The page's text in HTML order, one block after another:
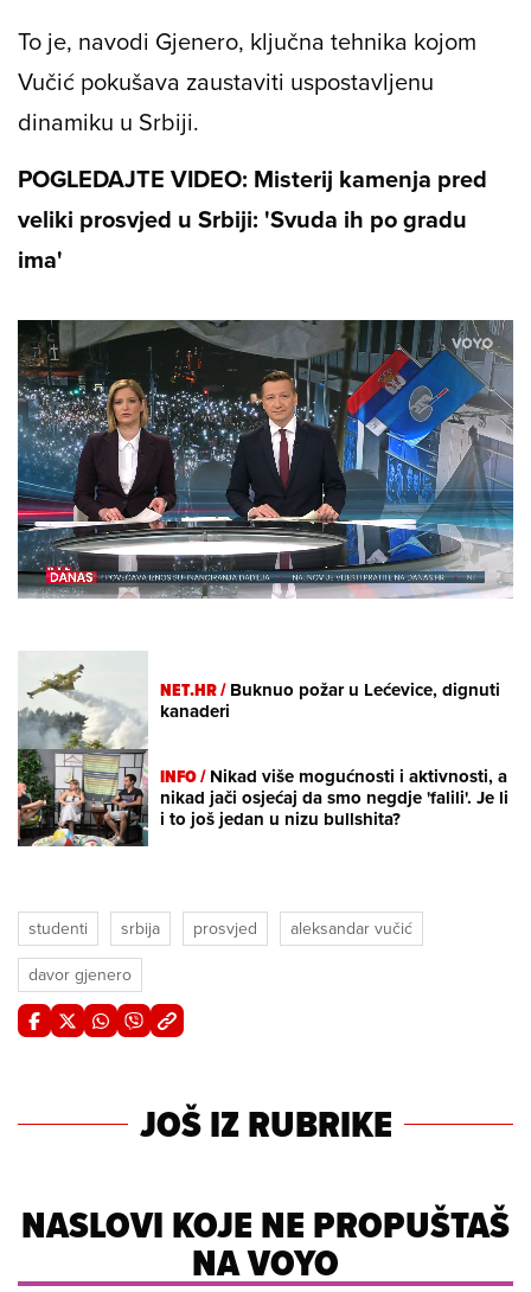
To je, navodi Gjenero, ključna tehnika kojom
Vučić pokušava zaustaviti uspostavljenu
dinamiku u Srbiji.
POGLEDAJTE VIDEO: Misterij kamenja pred
veliki prosvjed u Srbiji: 'Svuda ih po gradu
ima'
Unmute /
Loaded:
21.39%
NET.HR /Buknuo požar u Lećevice, dignuti
kanaderi
INFO /Nikad više mogućnosti i aktivnosti, a
nikad jači osjećaj da smo negdje 'falili'. Je li
i to još jedan u nizu bullshita?
studenti srbija prosvjed
aleksandar vučić
davor gjenero
JOŠ IZ RUBRIKE
NASLOVI KOJE NE PROPUŠTAŠ
NA VOYO